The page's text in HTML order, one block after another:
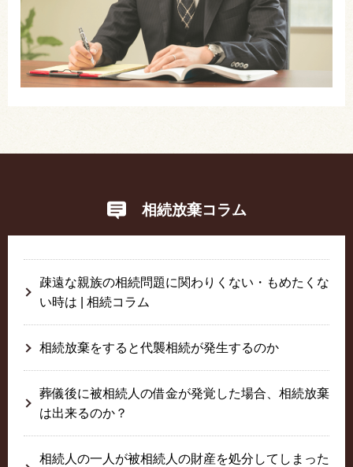
相続放棄コラム
疎遠な親族の相続問題に関わりくない・もめたくな
い時は | 相続コラム
相続放棄をすると代襲相続が発生するのか
葬儀後に被相続人の借金が発覚した場合、相続放棄
は出来るのか？
相続人の一人が被相続人の財産を処分してしまった